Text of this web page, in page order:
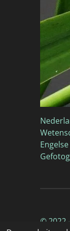
© 2022